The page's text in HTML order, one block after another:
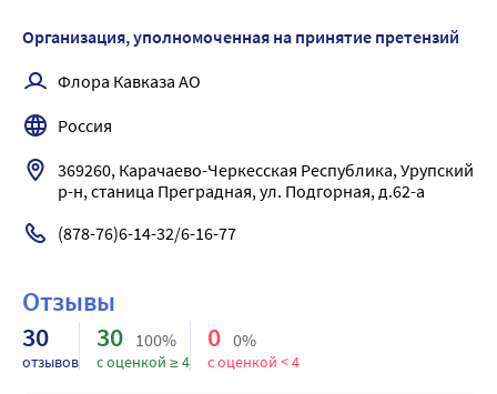
При продолжительной передозировке -
желтуха.
Лечение: обильное питье; при случайном приеме внутрь
- промывание желудка.
Организация, уполномоченная на принятие претензий
Флора Кавказа АО
Россия
369260, Карачаево-Черкесская Республика, Урупский
р-н, станица Преградная, ул. Подгорная, д.62-а
(878-76)6-14-32/6-16-77
Отзывы
30
отзывов
30 100%
с оценкой ≥ 4
0 0%
с оценкой < 4